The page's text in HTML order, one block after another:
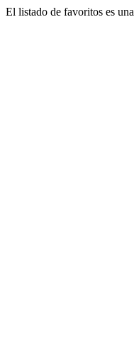
El listado de favoritos es